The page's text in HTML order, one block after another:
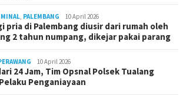
, PALEMBANG 10 April 2026
pria di Palembang diusir dari rumah oleh
2 tahun numpang, dikejar pakai parang
10 April 2026
24 Jam, Tim Opsnal Polsek Tualang
Penganiayaan